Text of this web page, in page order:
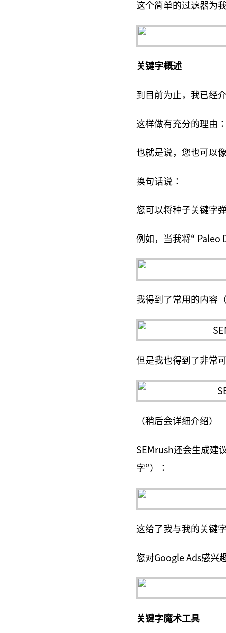
这个简单的过滤器为
关键字概述
到目前为止，我已经
这样做有充分的理由
也就是说，您也可以
换句话说：
您可以将种子关键字
例如，当我将“ Paleo
我得到了常用的内容
但是我也得到了非常
（稍后会详细介绍）
SEMrush还会生成建
字”）：
这给了我与我的关键
您对Google Ads感兴
关键字魔术工具